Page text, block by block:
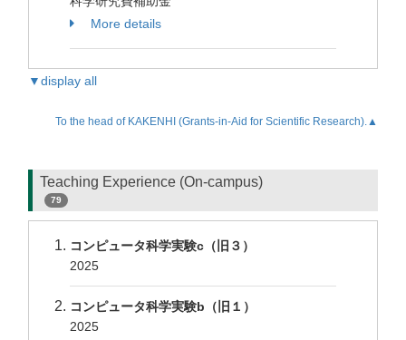
More details
▼display all
To the head of KAKENHI (Grants-in-Aid for Scientific Research).▲
Teaching Experience (On-campus)
79
コンピュータ科学実験c（旧３）
2025
コンピュータ科学実験b（旧１）
2025